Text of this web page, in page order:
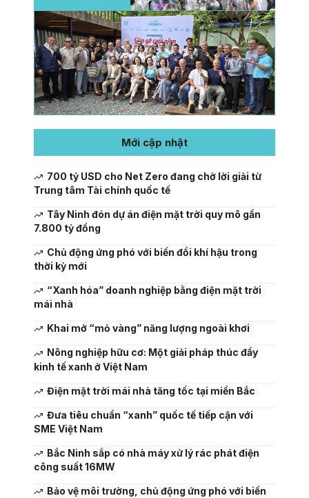
Mới cập nhật
700 tỷ USD cho Net Zero đang chờ lời giải từ
Trung tâm Tài chính quốc tế
Tây Ninh đón dự án điện mặt trời quy mô gần
7.800 tỷ đồng
Chủ động ứng phó với biến đổi khí hậu trong
thời kỳ mới
“Xanh hóa” doanh nghiệp bằng điện mặt trời
mái nhà
Khai mở “mỏ vàng” năng lượng ngoài khơi
Nông nghiệp hữu cơ: Một giải pháp thúc đẩy
kinh tế xanh ở Việt Nam
Điện mặt trời mái nhà tăng tốc tại miền Bắc
Đưa tiêu chuẩn “xanh” quốc tế tiếp cận với
SME Việt Nam
Bắc Ninh sắp có nhà máy xử lý rác phát điện
công suất 16MW
Bảo vệ môi trường, chủ động ứng phó với biến